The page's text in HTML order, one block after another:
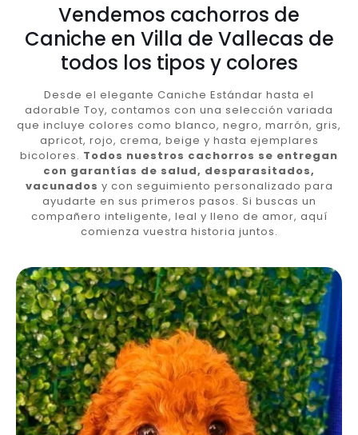
Vendemos cachorros de
Caniche en Villa de Vallecas de
todos los tipos y colores
Desde el elegante Caniche Estándar hasta el
adorable Toy, contamos con una selección variada
que incluye colores como blanco, negro, marrón, gris,
apricot, rojo, crema, beige y hasta ejemplares
bicolores. Todos nuestros cachorros se entregan
con garantías de salud, desparasitados,
vacunados y con seguimiento personalizado para
ayudarte en sus primeros pasos. Si buscas un
compañero inteligente, leal y lleno de amor, aquí
comienza vuestra historia juntos.